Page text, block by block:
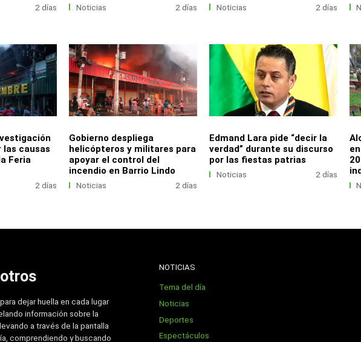
2 días Noticias 2 días Noticias 2 días
causas
Feria
2 días
Gobierno despliega
helicópteros y militares para
apoyar el control del
incendio en Barrio Lindo
Noticias 2 días
Edmand Lara pide “decir la
verdad” durante su discurso
por las fiestas patrias
Noticias 2 días
dejar huella en cada lugar
información sobre la
a través de la pantalla
comprendiendo y buscando
NOTICIAS
Tema del día
Noticias
Deportes
Espectáculos